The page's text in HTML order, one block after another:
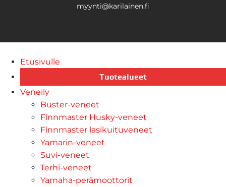
myynti@karilainen.fi
Etusivulle
Tuotealueet
Veneily
Buster-veneet
Finnmaster Husky-veneet
Finnmaster lasikuituveneet
Yamarin-veneet
Suvi-veneet
Terhi-veneet
Yamaha-perämoottorit